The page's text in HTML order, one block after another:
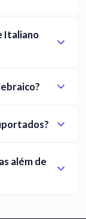
Italiano
além de